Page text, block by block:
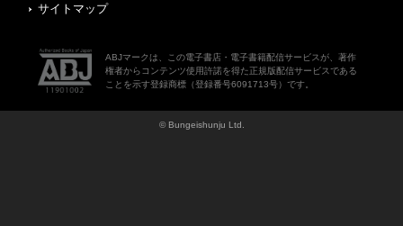
サイトマップ
ABJマークは、この電子書店・電子書籍配信サービスが、著作
権者からコンテンツ使用許諾を得た正規版配信サービスである
ことを示す登録商標（登録番号6091713号）です。
© Bungeishunju Ltd.